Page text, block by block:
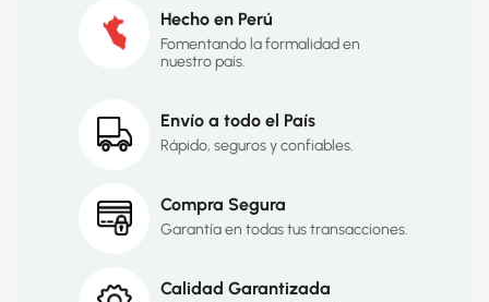
Hecho en Perú
Fomentando la formalidad en
nuestro país.
Envío a todo el País
Rápido, seguros y confiables.
Compra Segura
Garantía en todas tus transacciones.
Calidad Garantizada